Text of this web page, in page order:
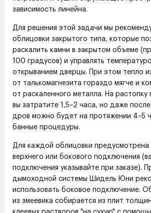
зависимость линейна.
Для решения этой задачи мы
облицовки закрытого типа, которые
раскалить камни в закрытом объеме (
100 градусов) и управлять
открыванием дверцы. При этом тепло
от талькомагнезита гораздо мягче и
от раскаленного металла. На растопку
вы затратите 1,5−2 часа, но даже
дров можно будет на протяжении 4−5
банные процедуры.
Для каждой облицовки предусмотрена
верхнего или бокового подключения (
подключения указывайте при заказе).
дымоходной системы Шидель Юни
использовать боковое подключение.
из змеевика собирается из плит